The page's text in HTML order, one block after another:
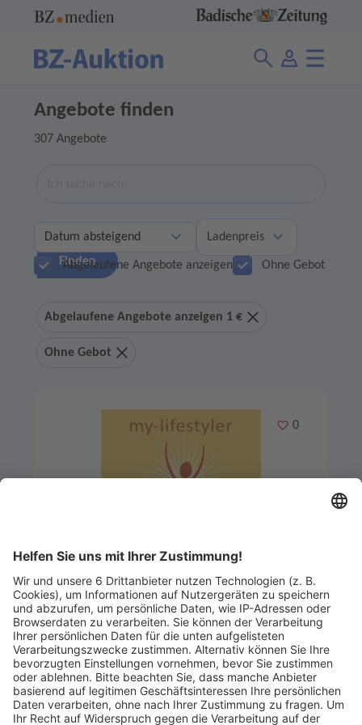
Angebote finden
307 Angebote
Finden
Ladenpreis
Abgelaufene Angebote anzeigen Ohne Gebot
Abgelaufene Angebote anzeigen 1 €
Ohne Gebot
Merken
0
Artikel-ID: 2493 0
Gutschein über 100 €
Ernährungsberatung
my-lifestyler